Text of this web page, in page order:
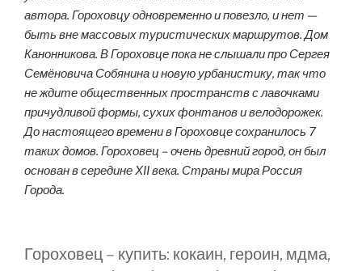
автора. Гороховцу одновременно и повезло, и нет —
быть вне массовых туристических маршрутов. Дом
Канонникова. В Гороховце пока не слышали про Сергея
Семёновича Собянина и новую урбанистику, так что
не ждите общественных пространств с лавочками
причудливой формы, сухих фонтанов и велодорожек.
До настоящего времени в Гороховце сохранилось 7
таких домов. Гороховец – очень древний город, он был
основан в середине XII века. Страны мира Россия
Города.
Гороховец – купить: кокаин, героин, мдма,